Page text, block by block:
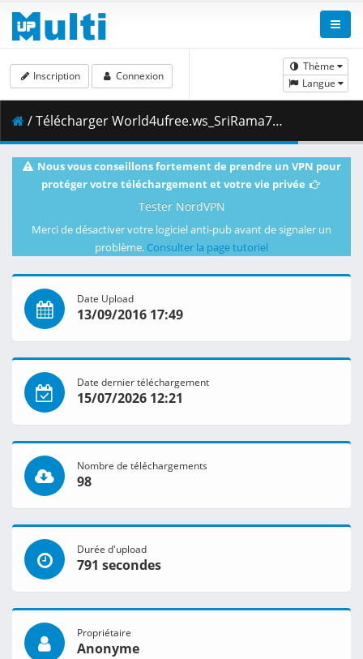
Thème
Langue
Inscription Connexion
/ Télécharger World4ufree.ws_SriRama72dual.mkv.003 ( 199.00 MB )
Nous vous conseillons fortement de prendre un VPN pour
protéger votre téléchargement et votre vie privée
Tester NordVPN
Merci de désactiver votre logiciel anti-pub avant de signaler un
problème. Consulter la page tutoriel
Date Upload
13/09/2016 17:49
Date dernier téléchargement
15/07/2026 12:21
Nombre de téléchargements
98
Durée d'upload
791 secondes
Propriétaire
Anonyme